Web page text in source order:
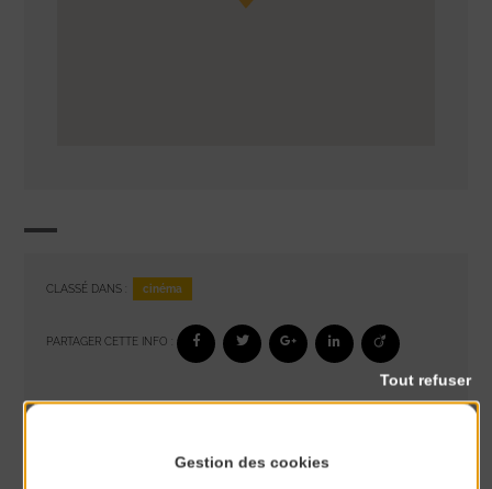
CLASSÉ DANS : cinéma
PARTAGER CETTE INFO :
Gestion des cookies
Tout refuser